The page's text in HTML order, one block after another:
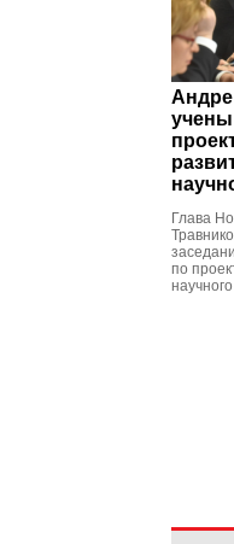
Глава
по